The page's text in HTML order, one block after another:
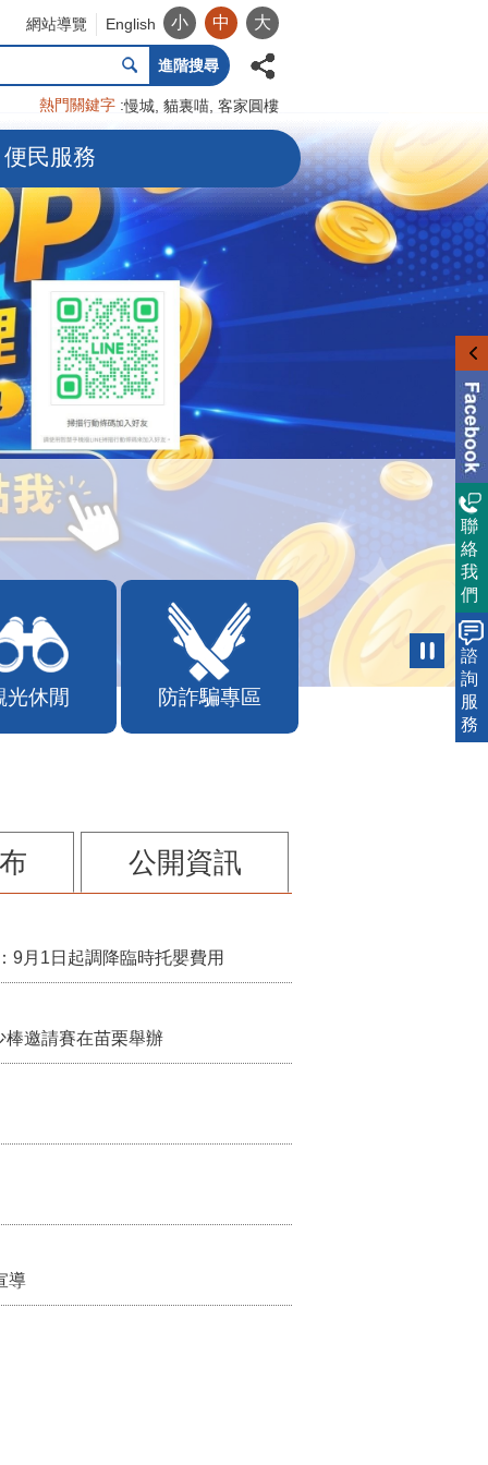
網站導覽 English 小 中 大
進階搜尋
熱門關鍵字 慢城 貓裏喵 客家圓樓
便民服務
光休閒 防詐騙專區
公開資訊
9月1日起調降臨時托嬰費用
邀請賽在苗栗舉辦
導
聯
絡
我
們
諮
詢
服
務